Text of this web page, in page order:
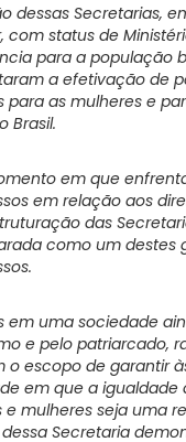
dessas Secretarias,
com status de
para a população
a efetivação de
para as mulheres e
Brasil.
em que
em relação aos
das
como um destes
em uma sociedade
e pelo patriarcado,
o escopo de garantir
em que a igualdade
e mulheres seja uma
Secretaria